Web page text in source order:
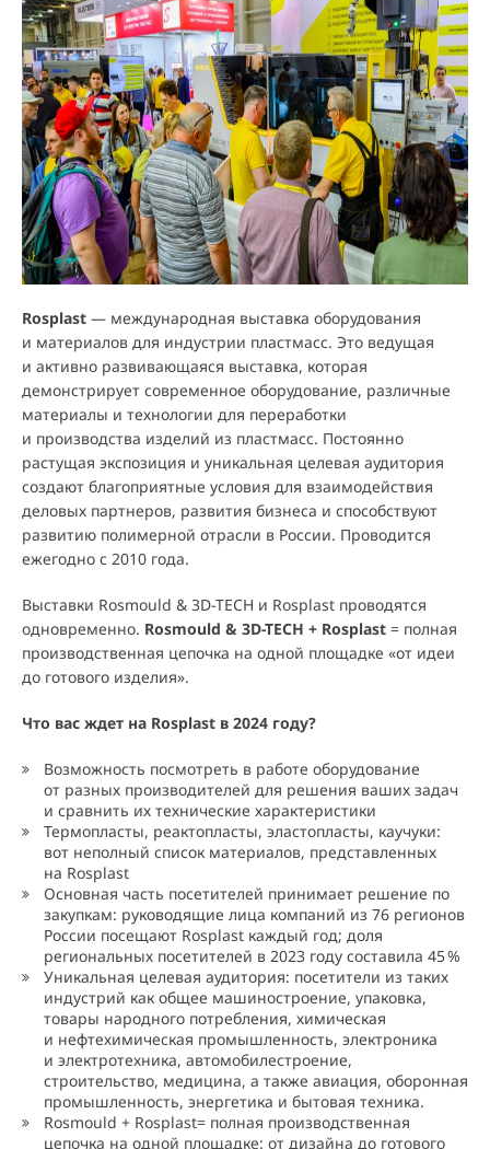
Rosplast — международная выставка оборудования
и материалов для индустрии пластмасс. Это ведущая
и активно развивающаяся выставка, которая
демонстрирует современное оборудование, различные
материалы и технологии для переработки
и производства изделий из пластмасс. Постоянно
растущая экспозиция и уникальная целевая аудитория
создают благоприятные условия для взаимодействия
деловых партнеров, развития бизнеса и способствуют
развитию полимерной отрасли в России. Проводится
ежегодно с 2010 года.
Выставки Rosmould & 3D-TECH и Rosplast проводятся
одновременно. Rosmould & 3D-TECH + Rosplast = полная
производственная цепочка на одной площадке «от идеи
до готового изделия».
Что вас ждет на Rosplast в 2024 году?
Возможность посмотреть в работе оборудование
от разных производителей для решения ваших задач
и сравнить их технические характеристики
Термопласты, реактопласты, эластопласты, каучуки:
вот неполный список материалов, представленных
на Rosplast
Основная часть посетителей принимает решение по
закупкам: руководящие лица компаний из 76 регионов
России посещают Rosplast каждый год; доля
региональных посетителей в 2023 году составила 45%
Уникальная целевая аудитория: посетители из таких
индустрий как общее машиностроение, упаковка,
товары народного потребления, химическая
и нефтехимическая промышленность, электроника
и электротехника, автомобилестроение,
строительство, медицина, а также авиация, оборонная
промышленность, энергетика и бытовая техника.
Rosmould + Rosplast= полная производственная
цепочка на одной площадке: от дизайна до готового